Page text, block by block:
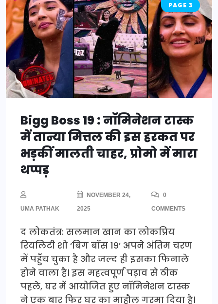
PAGE 3
Bigg Boss 19 : नॉमिनेशन टास्क
में तान्या मित्तल की इस हरकत पर
भड़कीं मालती चाहर, प्रोमो में मारा
थप्पड़
UMA PATHAK
NOVEMBER 24,
2025
0
COMMENTS
द लोकतंत्र: सलमान खान का लोकप्रिय
रियलिटी शो ‘बिग बॉस 19’ अपने अंतिम चरण
में पहुँच चुका है और जल्द ही इसका फिनाले
होने वाला है। इस महत्वपूर्ण पड़ाव से ठीक
पहले, घर में आयोजित हुए नॉमिनेशन टास्क
ने एक बार फिर घर का माहौल गरमा दिया है।